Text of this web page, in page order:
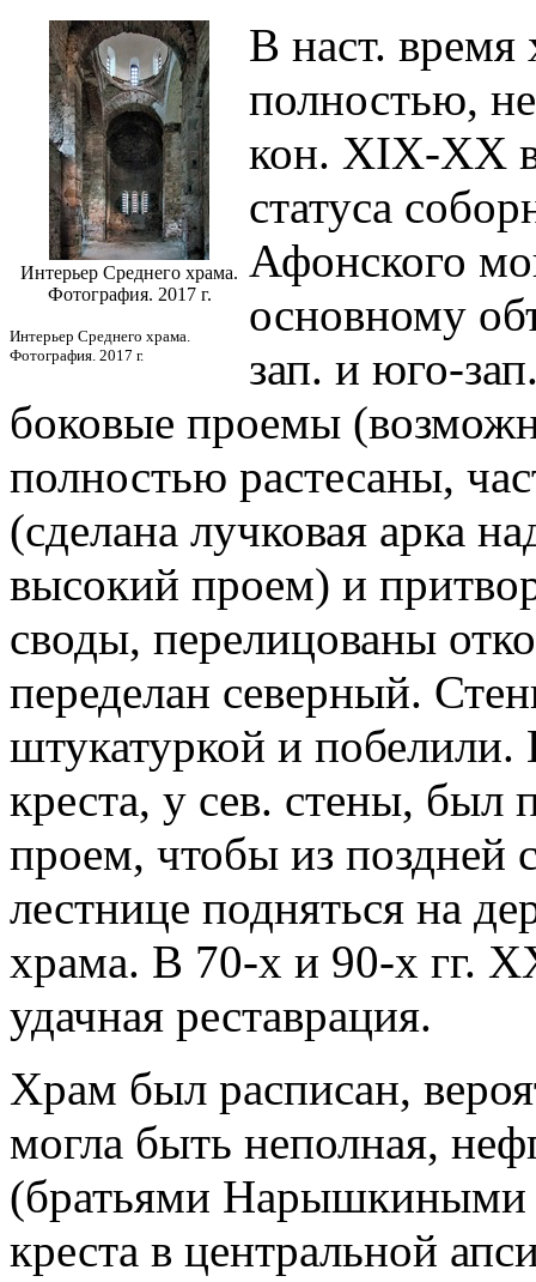
Интерьер Среднего храма.
Фотография. 2017 г.
Интерьер Среднего храма.
Фотография. 2017 г.
В наст. время
полностью,
кон. XIX-XX
статуса
Афонского
основному
зап. и юго-
боковые проемы
полностью растесаны,
(сделана лучковая арка
высокий проем) и
своды, перелицованы
переделан северный.
штукатуркой и побелили.
креста, у сев. стены,
проем, чтобы из поздней
лестнице подняться на
храма. В 70-х и 90-х гг.
удачная реставрация.
Храм был расписан,
могла быть неполная,
(братьями Нарышкиными
креста в центральной